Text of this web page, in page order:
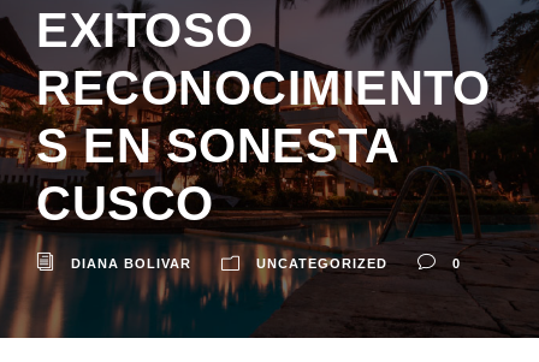
EXITOSO
RECONOCIMIENTO
S EN SONESTA
CUSCO
DIANA BOLIVAR UNCATEGORIZED 0